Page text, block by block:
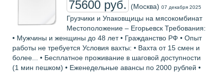
75600 руб. (Москва) 07 декабря 2025
Грузчики и Упаковщицы на мясокомбинат
Местоположение – Егорьевск Требования:
• Мужчины и женщины до 48 лет • Гражданство РФ • Опыт
работы не требуется Условия вахты: • Вахта от 15 смен и
более... • Бесплатное проживание в шаговой доступности
(1 мин пешком) • Еженедельные авансы по 2000 рублей •